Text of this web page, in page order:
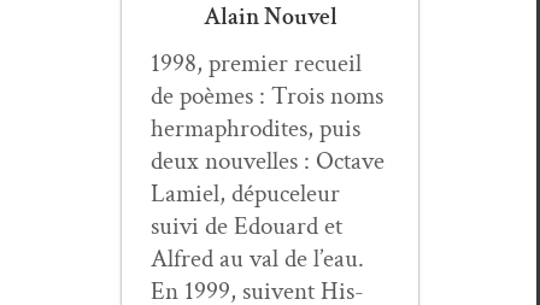
Alain Nouvel
1998, pre­mier recueil
de poèmes : Trois noms
her­maph­ro­dites, puis
deux nou­velles : Octave
Lamiel, dépuceleur
suivi de Edouard et
Alfred au val de l’eau.
En 1999, suiv­ent His­